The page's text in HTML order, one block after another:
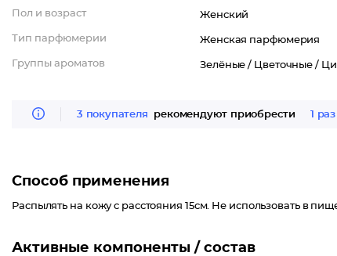
Пол и возраст Женский
Тип парфюмерии Женская парфюмерия
Группы ароматов Зелёные / Цветочные /
3 покупателя рекомендуют приобрести 1 раз
Способ применения
Распылять на кожу с расстояния 15см. Не использовать в
Активные компоненты / состав